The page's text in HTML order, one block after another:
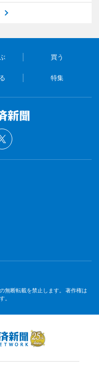
買う
特集
無断転載を禁止します。 著作権は
。